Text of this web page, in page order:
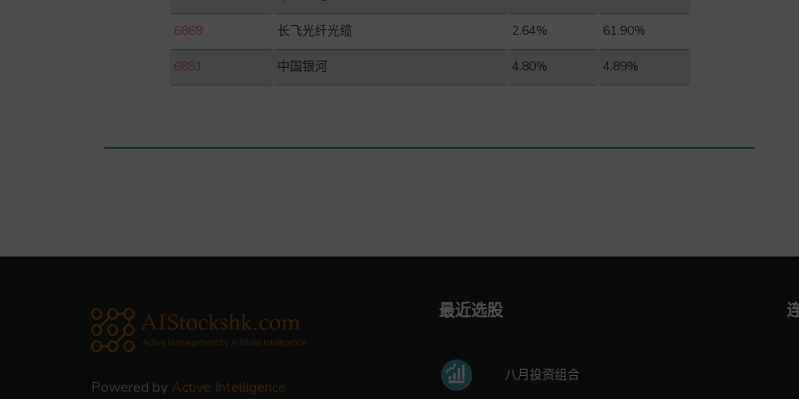
6869 长飞光纤光缆 2.64% 61.90%
6881 中国银河 4.80% 4.89%
Powered by Active Intelligence
最近选股
八月投资组合